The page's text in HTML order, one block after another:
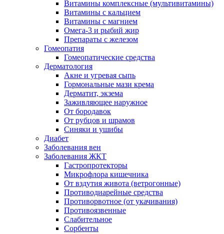
Витамины комплексные (мультивитамины)
Витамины с кальцием
Витамины с магнием
Омега-3 и рыбий жир
Препараты с железом
Гомеопатия
Гомеопатические средства
Дерматология
Акне и угревая сыпь
Гормональные мази крема
Дерматит, экзема
Заживляющее наружное
От бородавок
От рубцов и шрамов
Синяки и ушибы
Диабет
Заболевания вен
Заболевания ЖКТ
Гастропротекторы
Микрофлора кишечника
От вздутия живота (ветрогонные)
Противодиарейные средства
Противорвотное (от укачивания)
Противоязвенные
Слабительное
Сорбенты